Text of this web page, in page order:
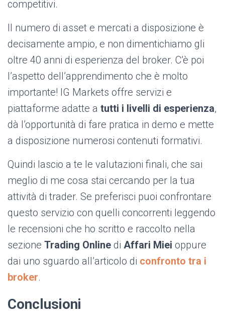
competitivi.
Il numero di asset e mercati a disposizione è
decisamente ampio, e non dimentichiamo gli
oltre 40 anni di esperienza del broker. C’è poi
l’aspetto dell’apprendimento che è molto
importante! IG Markets offre servizi e
piattaforme adatte a tutti i livelli di esperienza,
dà l’opportunità di fare pratica in demo e mette
a disposizione numerosi contenuti formativi.
Quindi lascio a te le valutazioni finali, che sai
meglio di me cosa stai cercando per la tua
attività di trader. Se preferisci puoi confrontare
questo servizio con quelli concorrenti leggendo
le recensioni che ho scritto e raccolto nella
sezione Trading Online di Affari Miei oppure
dai uno sguardo all’articolo di confronto tra i
broker.
Conclusioni